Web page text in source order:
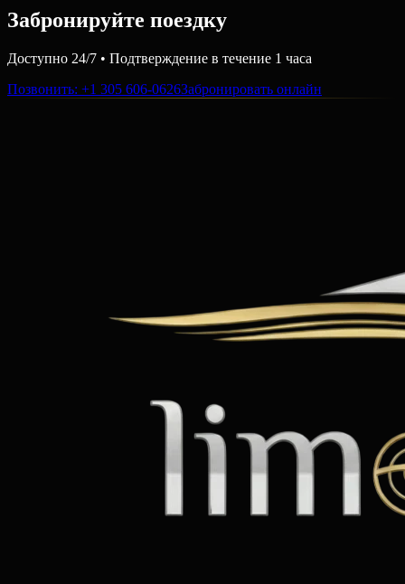
Забронируйте поездку
Доступно 24/7 • Подтверждение в течение 1 часа
Позвонить: +1 305 606-0626Забронировать онлайн